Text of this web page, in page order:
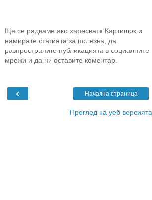
Ще се радваме ако харесвате Картишок и
намирате статията за полезна, да
разпространите публикацията в социалните
мрежи и да ни оставите коментар.
‹ Начална страница
Преглед на уеб версията